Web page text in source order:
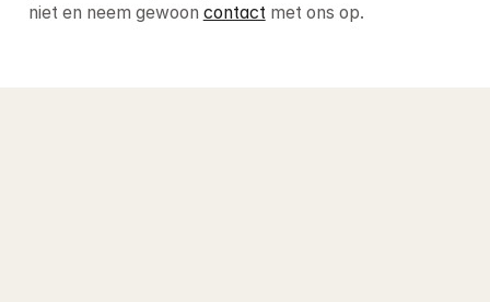
niet en neem gewoon contact met ons op.